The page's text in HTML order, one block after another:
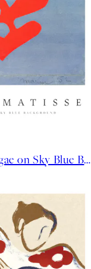
Matisse - Red Algae on Sky Blue Background Poster